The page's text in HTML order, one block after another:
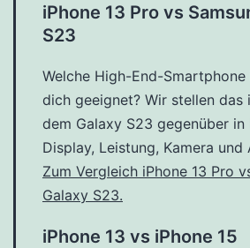
iPhone 13 Pro vs
S23
Welche High-End-
dich geeignet? Wir stellen das
dem Galaxy S23 gegenüber in
Display, Leistung, Kamera und
Zum Vergleich iPhone 13 Pro
Galaxy S23.
iPhone 13 vs iPhone 15